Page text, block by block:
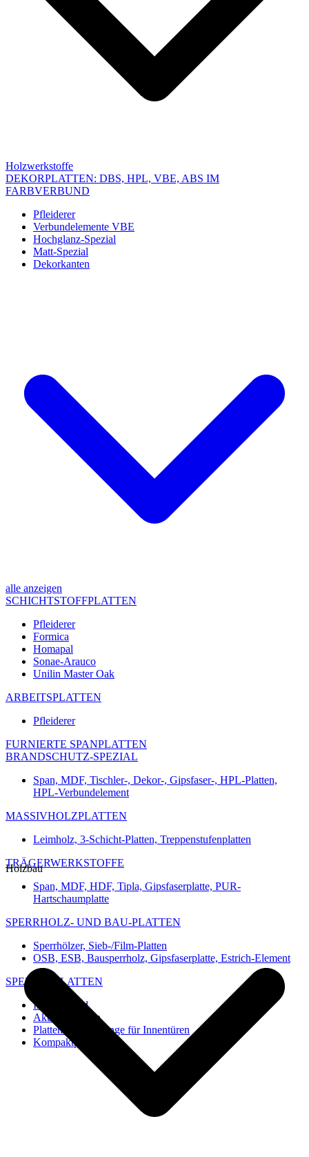
Holzwerkstoffe
DEKORPLATTEN: DBS, HPL, VBE, ABS IM
FARBVERBUND
Pfleiderer
Verbundelemente VBE
Hochglanz-Spezial
Matt-Spezial
Dekorkanten
alle anzeigen
SCHICHTSTOFFPLATTEN
Pfleiderer
Formica
Homapal
Sonae-Arauco
Unilin Master Oak
ARBEITSPLATTEN
Pfleiderer
FURNIERTE SPANPLATTEN
BRANDSCHUTZ-SPEZIAL
Span, MDF, Tischler-, Dekor-, Gipsfaser-, HPL-Platten,
HPL-Verbundelement
MASSIVHOLZPLATTEN
Leimholz, 3-Schicht-Platten, Treppenstufenplatten
TRÄGERWERKSTOFFE
Span, MDF, HDF, Tipla, Gipsfaserplatte, PUR-
Hartschaumplatte
SPERRHOLZ- UND BAU-PLATTEN
Sperrhölzer, Sieb-/Film-Platten
OSB, ESB, Bausperrholz, Gipsfaserplatte, Estrich-Element
SPEZIAL-PLATTEN
Imi-Verbund
Akustik-Platten
Platten und Rohlinge für Innentüren
Kompaktplatten
Holzbau